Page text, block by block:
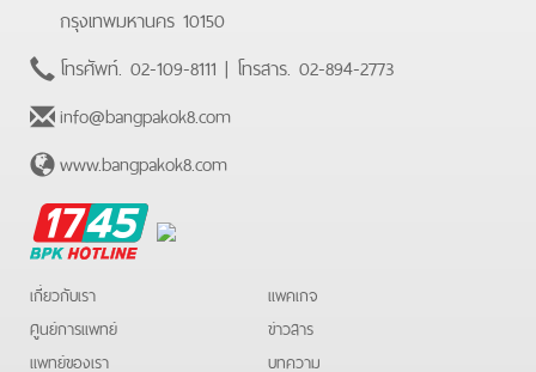
กรุงเทพมหานคร 10150
โทรศัพท์. 02-109-8111 | โทรสาร. 02-894-2773
info@bangpakok8.com
www.bangpakok8.com
BPK
Hotline
เกี่ยวกับเรา
ศูนย์การแพทย์
แพทย์ของเรา
แพคเกจ
ข่าวสาร
บทความ